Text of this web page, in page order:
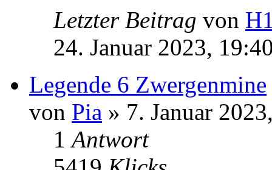
Letzter Beitrag von
24. Januar 2023,
Legende 6 Zwergenmine
von Pia » 7. Januar
1Antwort